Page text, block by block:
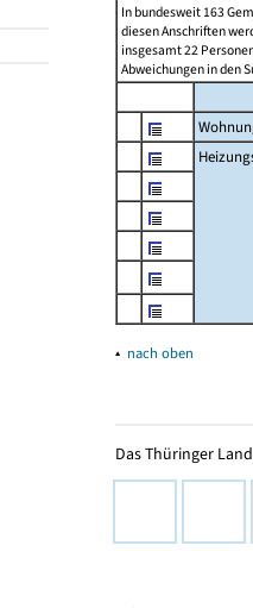
In bundesweit 163
diesen Anschriften
insgesamt 22
Abweichungen in den
▴ nach oben
Das Thüringer